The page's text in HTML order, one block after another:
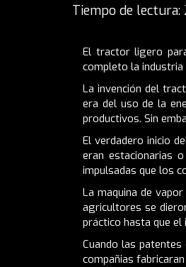
Tiempo de
El tractor ligero
completo la industria
La invención del
era del uso de la
productivos. Sin
El verdadero inicio
eran estacionarias
impulsadas que los
La maquina de
agricultores se
práctico hasta que
Cuando las
compañias